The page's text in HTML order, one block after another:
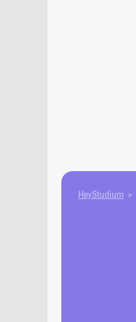
HeyStudium